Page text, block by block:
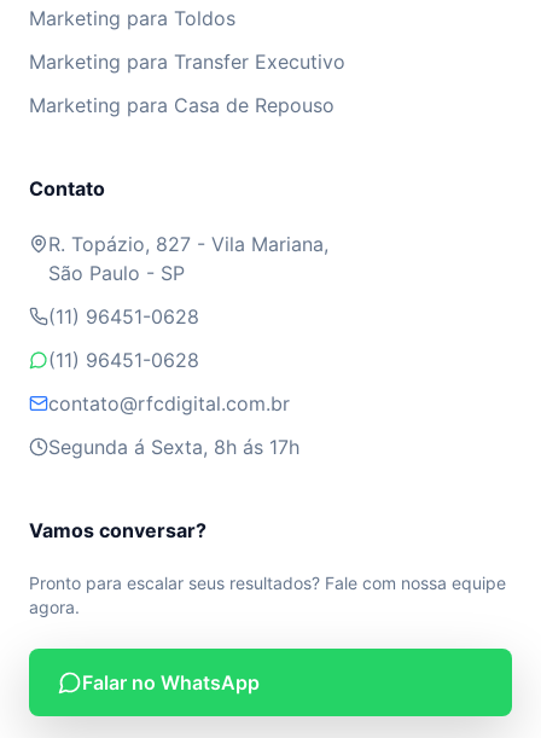
Marketing para Toldos
Marketing para Transfer Executivo
Marketing para Casa de Repouso
Contato
R. Topázio, 827 - Vila Mariana,
São Paulo - SP
(11) 96451-0628
(11) 96451-0628
contato@rfcdigital.com.br
Segunda á Sexta, 8h ás 17h
Vamos conversar?
Pronto para escalar seus resultados? Fale com nossa equipe
agora.
Falar no WhatsApp